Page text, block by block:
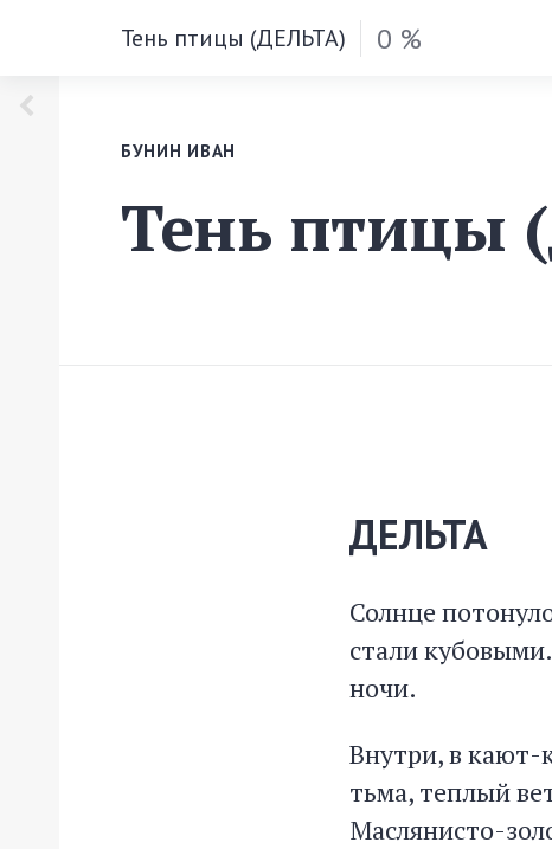
Тень птицы (ДЕЛЬТА) 0 %
БУНИН ИВАН
Тень птицы
ДЕЛЬТА
Солнце
стали
ночи.
Внутри, в кают-
тьма, теплый
Маслянисто-